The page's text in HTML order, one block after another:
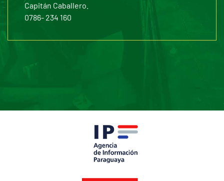
Capitán Caballero.
0786- 234 160